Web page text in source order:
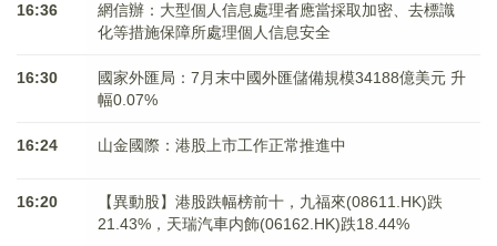
16:36
網信辦：大型個人信息處理者應當採取加密、去標識
化等措施保障所處理個人信息安全
16:30
國家外匯局：7月末中國外匯儲備規模34188億美元 升
幅0.07%
16:24 山金國際：港股上市工作正常推進中
16:20
【異動股】港股跌幅榜前十，九福來(08611.HK)跌
21.43%，天瑞汽車内飾(06162.HK)跌18.44%